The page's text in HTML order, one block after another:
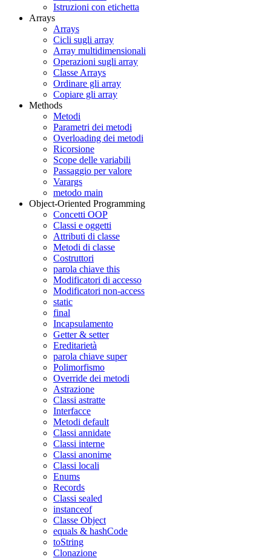
Istruzioni con etichetta
Arrays
Arrays
Cicli sugli array
Array multidimensionali
Operazioni sugli array
Classe Arrays
Ordinare gli array
Copiare gli array
Methods
Metodi
Parametri dei metodi
Overloading dei metodi
Ricorsione
Scope delle variabili
Passaggio per valore
Varargs
metodo main
Object-Oriented Programming
Concetti OOP
Classi e oggetti
Attributi di classe
Metodi di classe
Costruttori
parola chiave this
Modificatori di accesso
Modificatori non-access
static
final
Incapsulamento
Getter & setter
Ereditarietà
parola chiave super
Polimorfismo
Override dei metodi
Astrazione
Classi astratte
Interfacce
Metodi default
Classi annidate
Classi interne
Classi anonime
Classi locali
Enums
Records
Classi sealed
instanceof
Classe Object
equals & hashCode
toString
Clonazione